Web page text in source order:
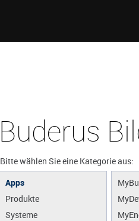
Buderus
Bitte wählen Sie eine Kategorie aus:
Apps
Produkte
Systeme